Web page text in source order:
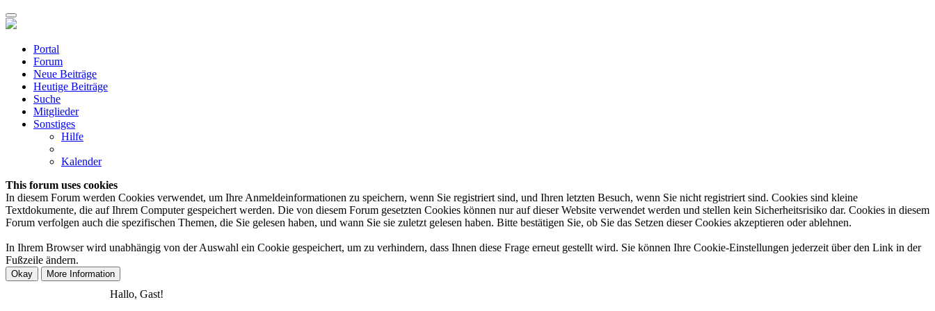
Portal
Forum
Neue Beiträge
Heutige Beiträge
Suche
Mitglieder
Sonstiges
Hilfe
Kalender
This forum uses cookies
In diesem Forum werden Cookies verwendet, um Ihre Anmeldeinformationen zu speichern, wenn Sie registriert sind, und Ihren letzten Besuch, wenn Sie nicht registriert sind. Cookies sind kleine
Textdokumente, die auf Ihrem Computer gespeichert werden. Die von diesem Forum gesetzten Cookies können nur auf dieser Website verwendet werden und stellen kein Sicherheitsrisiko dar. Cookies in diesem
Forum verfolgen auch die spezifischen Themen, die Sie gelesen haben, und wann Sie sie zuletzt gelesen haben. Bitte bestätigen Sie, ob Sie das Setzen dieser Cookies akzeptieren oder ablehnen.
In Ihrem Browser wird unabhängig von der Auswahl ein Cookie gespeichert, um zu verhindern, dass Ihnen diese Frage erneut gestellt wird. Sie können Ihre Cookie-Einstellungen jederzeit über den Link in der
Fußzeile ändern.
Hallo, Gast!